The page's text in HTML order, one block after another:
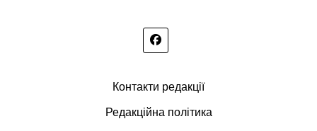
Контакти редакції
Редакційна політика